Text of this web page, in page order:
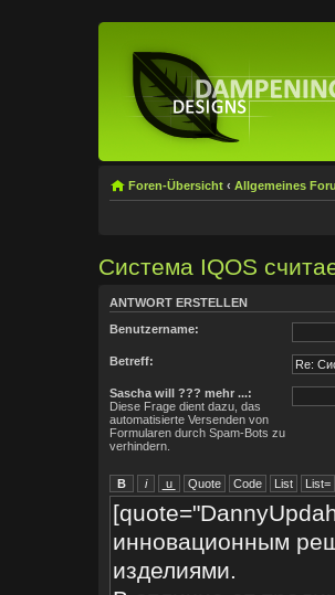
Foren-Übersicht ‹ Allgemeines
Система IQOS
ANTWORT ERSTELLEN
Benutzername:
Betreff:
Sascha will ??? mehr ...:
Diese Frage dient dazu, das
automatisierte Versenden von
Formularen durch Spam-Bots zu
verhindern.